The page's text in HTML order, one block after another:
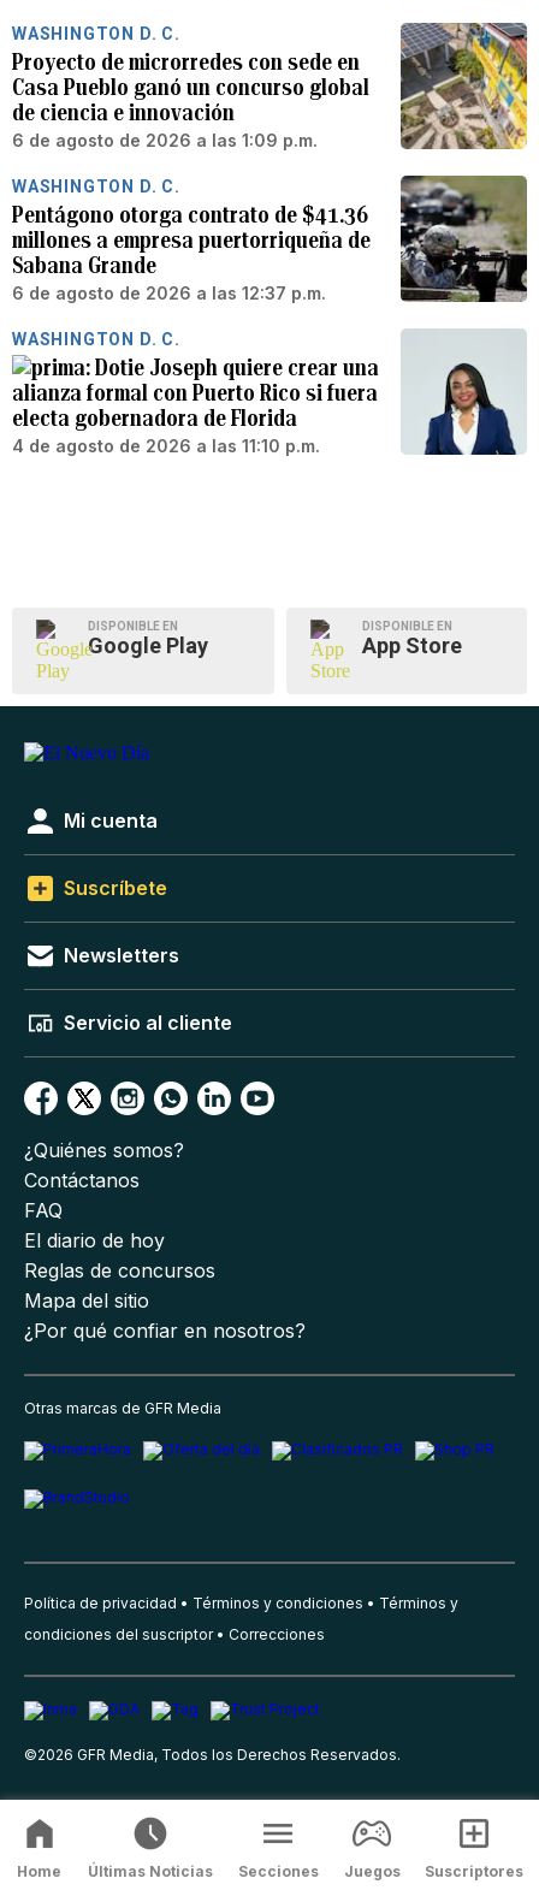
WASHINGTON D. C.
Proyecto de microrredes con sede en
Casa Pueblo ganó un concurso global
de ciencia e innovación
6 de agosto de 2026 a las 1:09 p.m.
WASHINGTON D. C.
Pentágono otorga contrato de $41.36
millones a empresa puertorriqueña de
Sabana Grande
6 de agosto de 2026 a las 12:37 p.m.
WASHINGTON D. C.
Dotie Joseph quiere crear una
alianza formal con Puerto Rico si fuera
electa gobernadora de Florida
4 de agosto de 2026 a las 11:10 p.m.
DISPONIBLE EN
Google Play
DISPONIBLE EN
App Store
Mi cuenta
Suscríbete
Newsletters
Servicio al cliente
¿Quiénes somos?
Contáctanos
FAQ
El diario de hoy
Reglas de concursos
Mapa del sitio
¿Por qué confiar en nosotros?
Otras marcas de GFR Media
Política de privacidad Términos y condiciones
Términos y
condiciones del suscriptor
Correcciones
©2026 GFR Media, Todos los Derechos Reservados.
Home Últimas Noticias Secciones Juegos Suscriptores